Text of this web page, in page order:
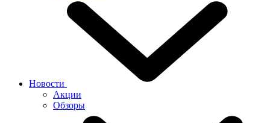
Новости
Акции
Обзоры